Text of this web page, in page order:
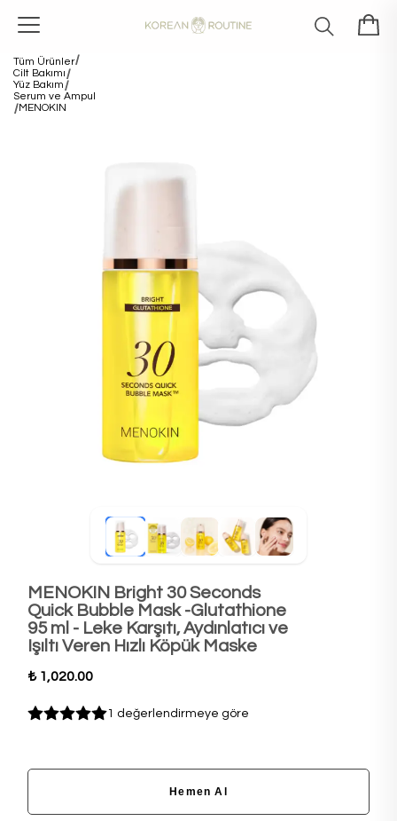
Tüm Ürünler
Cilt Bakımı
Yüz Bakım
Serum ve Ampul
MENOKIN
MENOKIN Bright 30 Seconds
Quick Bubble Mask -Glutathione
95 ml - Leke Karşıtı, Aydınlatıcı ve
Işıltı Veren Hızlı Köpük Maske
₺ 1,020.00
1 değerlendirmeye göre
Hemen Al